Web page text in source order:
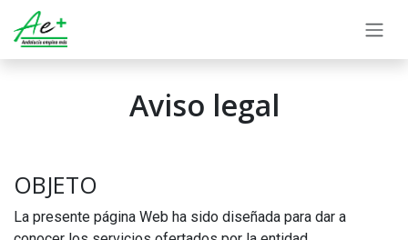
Skip to Content
Aviso legal
OBJETO
La presente página Web ha sido diseñada para dar a